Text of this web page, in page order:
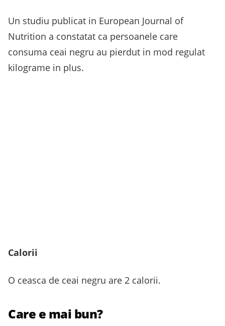
Un studiu publicat in European Journal of
Nutrition a constatat ca persoanele care
consuma ceai negru au pierdut in mod regulat
kilograme in plus.
Calorii
O ceasca de ceai negru are 2 calorii.
Care e mai bun?